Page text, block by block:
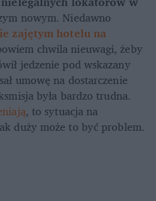
nowym. Niedawno
zajętym hotelu na
chwila nieuwagi, żeby
jedzenie pod wskazany
umowę na dostarczenie
była bardzo trudna.
duży może to być problem.